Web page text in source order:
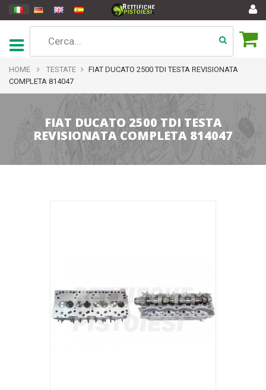
HOME TESTATE
FIAT DUCATO 2500 TDI TESTA REVISIONATA
COMPLETA 814047
FIAT DUCATO 2500 TDI TESTA
REVISIONATA COMPLETA 814047